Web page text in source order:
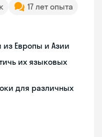
17 лет опыта
из Европы и Азии
их языковых
для различных